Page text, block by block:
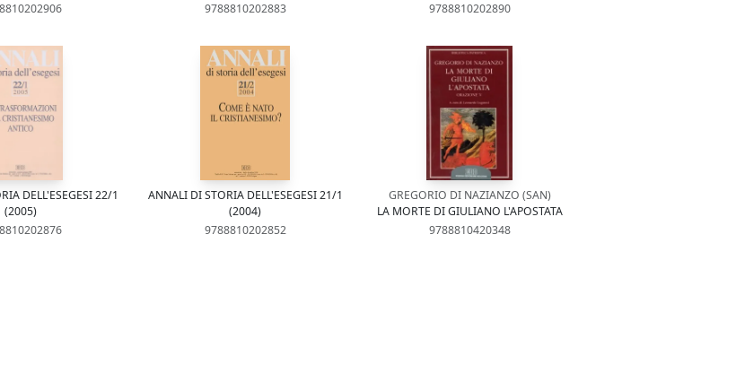
9788810202883
9788810202890
DELL'ESEGESI 22/1
(2005)
ANNALI DI STORIA DELL'ESEGESI 21/1
(2004)
9788810202852
GREGORIO DI NAZIANZO (SAN)
LA MORTE DI GIULIANO L'APOSTATA
9788810420348